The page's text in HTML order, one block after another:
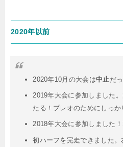
2020年以前
2020年10月の大会は中止 だ
2019年大会に参加しました
たる！プレオのためにしっか
2018年大会に参加しました！
初ハーフを完走できました